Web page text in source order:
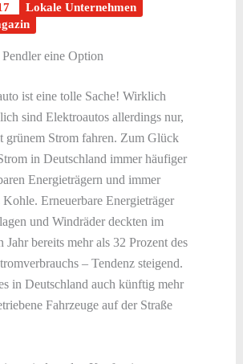
Lokale Unternehmen
eine Option
ist eine tolle Sache! Wirklich
sind Elektroautos allerdings nur,
grünem Strom fahren. Zum Glück
in Deutschland immer häufiger
Energieträgern und immer
Erneuerbare Energieträger
und Windräder deckten im
Jahr bereits mehr als 32 Prozent des
– Tendenz steigend.
in Deutschland auch künftig mehr
Fahrzeuge auf der Straße